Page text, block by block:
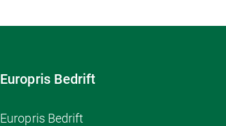
Europris Bedrift
Europris Bedrift